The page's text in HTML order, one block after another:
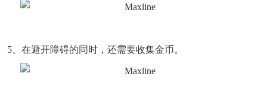
5、在避开障碍的同时，还需要收集金币。